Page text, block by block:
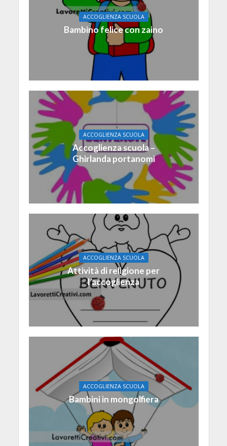
ACCOGLIENZA SCUOLA
Bambino felice con zaino
ACCOGLIENZA SCUOLA
Accoglienza scuola –
Ghirlanda portanomi
ACCOGLIENZA SCUOLA
Attività di religione per
l’accoglienza
ACCOGLIENZA SCUOLA
Bambini in mongolfiera